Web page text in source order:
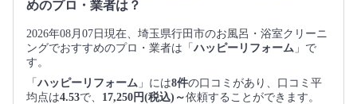
めのプロ・業者は？
2026年08月07日現在、埼玉県行田市のお風呂・浴室クリーニ
ングでおすすめのプロ・業者は「ハッピーリフォーム 」で
す。
「ハッピーリフォーム 」には8件の口コミがあり、口コミ平
均点は4.53で、 17,250円(税込)～依頼することができます。